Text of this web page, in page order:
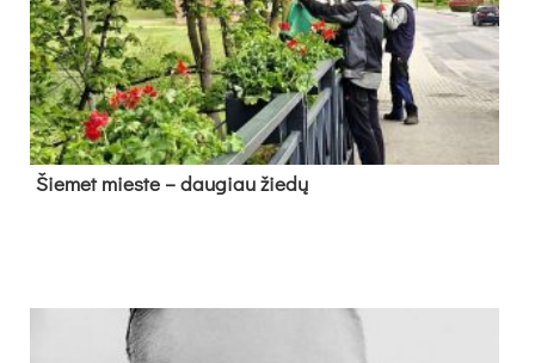
Šie­met mies­te – dau­giau žie­dų